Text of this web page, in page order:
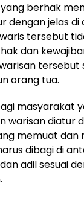
berhak
dengan jelas
tersebut
dan
tersebut
orang tua.
masyarakat
warisan diatur
memuat
dibagi di
adil sesuai